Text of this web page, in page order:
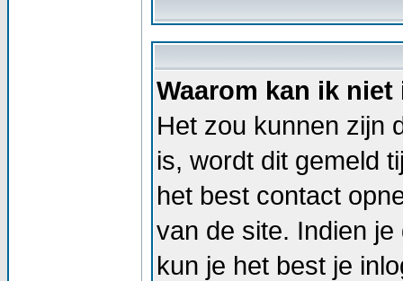
Waarom kan ik
Het zou kunnen zijn
is, wordt dit gemeld
het best contact
van de site. Indien
kun je het best je